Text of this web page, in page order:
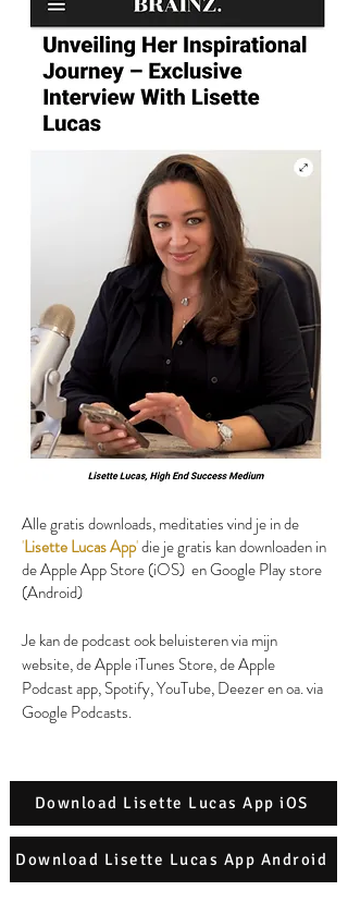
Alle gratis downloads, meditaties vind je in de
'Lisette Lucas App'die je gratis kan downloaden in
de Apple App Store (iOS) en Google Play store
(Android)
Je kan de podcast ook beluisteren via mijn
website, de Apple iTunes Store, de Apple
Podcast app, Spotify, YouTube, Deezer en oa. via
Google Podcasts.
Download Lisette Lucas App iOS
Download Lisette Lucas App Android